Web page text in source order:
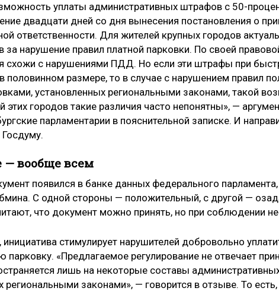
уплаты административных штрафов с 50-
двадцати дней со дня вынесения постановления о
ответственности. Для жителей крупных городов
нарушение правил платной парковки. По своей
схожи с нарушениями ПДД. Но если эти штрафы при
половинном размере, то в случае с нарушением правил
установленных региональными законами, такой
этих городов такие различия часто непонятны», —
парламентарии в пояснительной записке. И
— вообще всем
появился в банке данных федерального парламента,
С одной стороны — положительный, с другой —
что документ можно принять, но при соблюдении
стимулирует нарушителей добровольно
парковку. «Предлагаемое регулирование не отвечает
лишь на некоторые составы
региональными законами», — говорится в отзыве. То